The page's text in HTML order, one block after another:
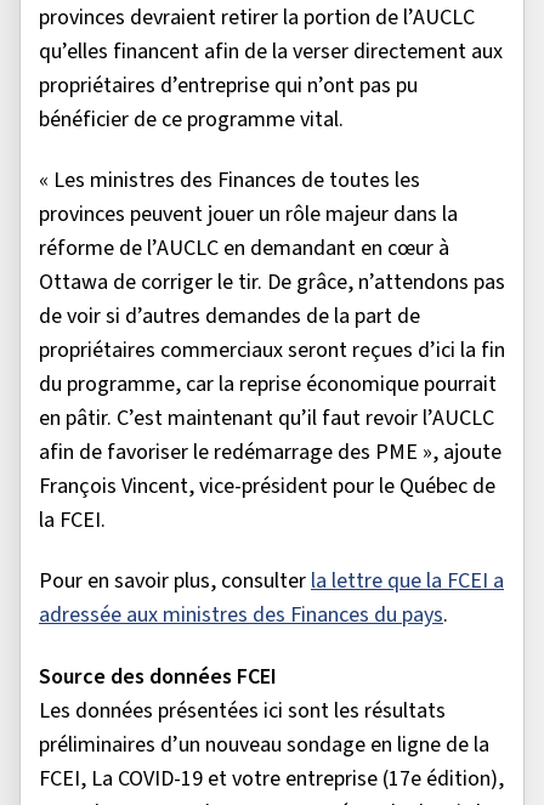
provinces devraient retirer la portion de l’AUCLC
qu’elles financent afin de la verser directement aux
propriétaires d’entreprise qui n’ont pas pu
bénéficier de ce programme vital.
« Les ministres des Finances de toutes les
provinces peuvent jouer un rôle majeur dans la
réforme de l’AUCLC en demandant en cœur à
Ottawa de corriger le tir. De grâce, n’attendons pas
de voir si d’autres demandes de la part de
propriétaires commerciaux seront reçues d’ici la fin
du programme, car la reprise économique pourrait
en pâtir. C’est maintenant qu’il faut revoir l’AUCLC
afin de favoriser le redémarrage des PME », ajoute
François Vincent, vice-président pour le Québec de
la FCEI.
Pour en savoir plus, consulterla lettre que la FCEI a
adressée aux ministres des Finances du pays.
Source des données FCEI
Les données présentées ici sont les résultats
préliminaires d’un nouveau sondage en ligne de la
FCEI, La COVID-19 et votre entreprise (17e édition),